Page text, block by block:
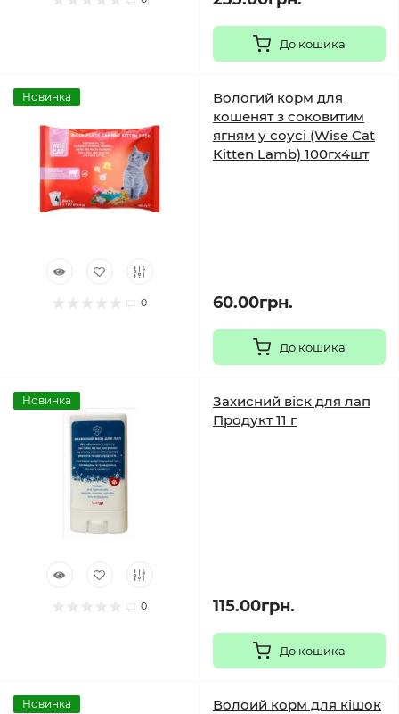
До кошика
Новинка
0
Вологий корм для
кошенят з соковитим
ягням у соусі (Wise Cat
Kitten Lamb) 100гх4шт
60.00грн.
До кошика
Новинка
0
Захисний віск для лап
Продукт 11 г
115.00грн.
До кошика
Новинка
Волоий корм для кішок